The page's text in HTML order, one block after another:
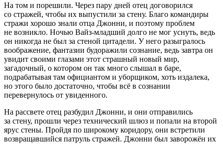
На том и порешили. Через пару дней отец договорился
со стражей, чтобы их выпустили за стену. Благо командиры
стражи хорошо знали отца Джонни, и поэтому проблем
не возникло. Ночью Вайз-младший долго не мог уснуть, ведь
он никогда не был за стеной цитадели. У него разыгралось
воображение, фантазии будоражили сознание, ведь завтра он
увидит своими глазами этот страшный новый мир,
загадочный, о котором он так много слышал в баре,
подрабатывая там официантом и уборщиком, хоть издалека,
но этого было достаточно, чтобы всё в сознании
перевернулось от увиденного.
На рассвете отец разбудил Джонни, и они отправились
за стену, прошли через технический шлюз и попали на второй
ярус стены. Пройдя по широкому коридору, они встретили
возвращавшийся патруль стражей. Джонни был заворожён их